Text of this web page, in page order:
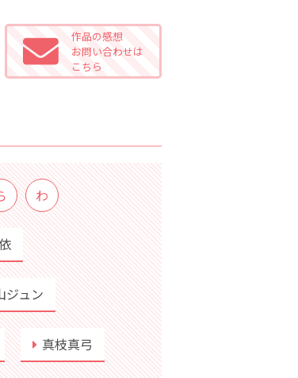
作品の感想
お問い合わせは
こちら
わ
ジュン
真枝真弓